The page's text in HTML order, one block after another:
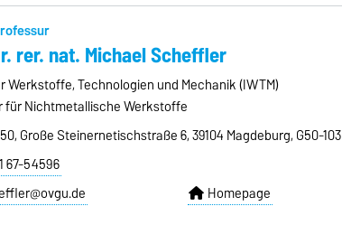
rer. nat. Michael Scheffler
Werkstoffe, Technologien und Mechanik (IWTM)
für Nichtmetallische Werkstoffe
Große Steinernetischstraße 6, 39104 Magdeburg, G50-103
67-54596
Homepage